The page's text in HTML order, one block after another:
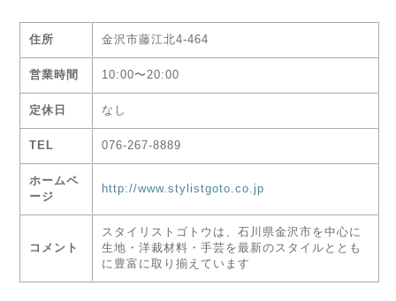
住所 金沢市藤江北4-464
営業時間 10:00〜20:00
定休日 なし
TEL 076-267-8889
ホームペ
ージ
http://www.stylistgoto.co.jp
コメント
スタイリストゴトウは、石川県金沢市を中心に
生地・洋裁材料・手芸を最新のスタイルととも
に豊富に取り揃えています